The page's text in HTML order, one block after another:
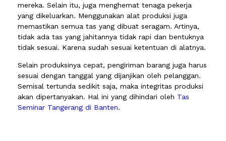
mereka. Selain itu, juga menghemat tenaga pekerja
yang dikeluarkan. Menggunakan alat produksi juga
memastikan semua tas yang dibuat seragam. Artinya,
tidak ada tas yang jahitannya tidak rapi dan bentuknya
tidak sesuai. Karena sudah sesuai ketentuan di alatnya.
Selain produksinya cepat, pengiriman barang juga harus
sesuai dengan tanggal yang dijanjikan oleh pelanggan.
Semisal tertunda sedikit saja, maka integritas produksi
akan dipertanyakan. Hal ini yang dihindari oleh Tas
Seminar Tangerang di Banten.